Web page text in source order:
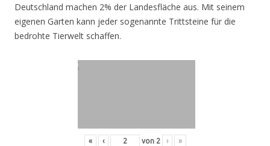
Deutschland machen 2% der Landesfläche aus. Mit seinem
eigenen Garten kann jeder sogenannte Trittsteine für die
bedrohte Tierwelt schaffen.
« ‹ von 2 › »